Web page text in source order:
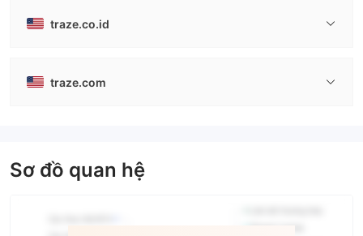
traze.co.id
traze.com
Sơ đồ quan hệ